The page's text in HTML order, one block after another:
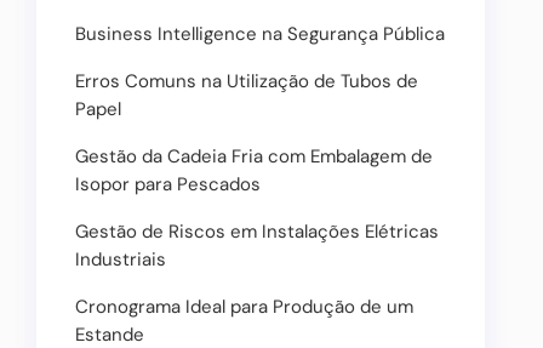
Business Intelligence na Segurança Pública
Erros Comuns na Utilização de Tubos de
Papel
Gestão da Cadeia Fria com Embalagem de
Isopor para Pescados
Gestão de Riscos em Instalações Elétricas
Industriais
Cronograma Ideal para Produção de um
Estande